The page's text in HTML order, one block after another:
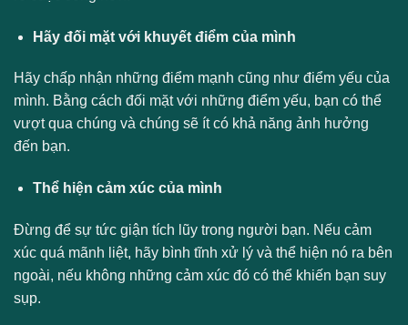
Hãy đối mặt với khuyết điểm của mình
Hãy chấp nhận những điểm mạnh cũng như điểm yếu của
mình. Bằng cách đối mặt với những điểm yếu, bạn có thể
vượt qua chúng và chúng sẽ ít có khả năng ảnh hưởng
đến bạn.
Thể hiện cảm xúc của mình
Đừng để sự tức giận tích lũy trong người bạn. Nếu cảm
xúc quá mãnh liệt, hãy bình tĩnh xử lý và thể hiện nó ra bên
ngoài, nếu không những cảm xúc đó có thể khiến bạn suy
sụp.